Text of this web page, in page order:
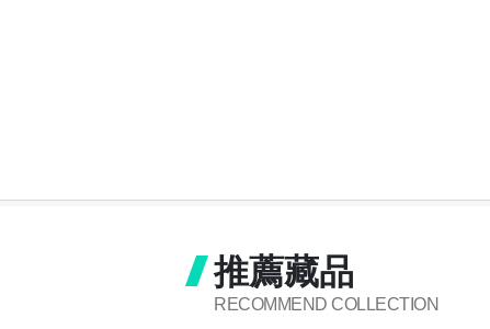
推薦藏品
RECOMMEND COLLECTION